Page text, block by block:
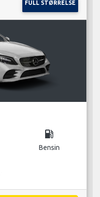
FULL STØRRELSE
local_gas_station
Bensin